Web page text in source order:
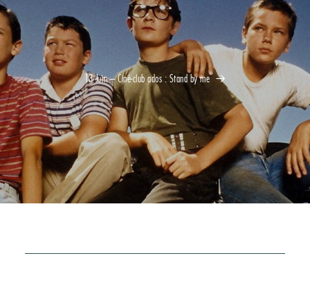
13 Juin – Ciné-club ados : Stand by me